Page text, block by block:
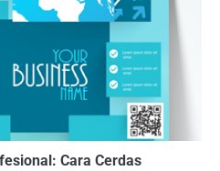
Cara Cerdas